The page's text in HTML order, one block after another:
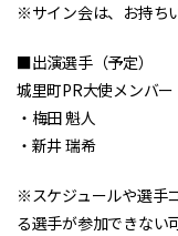
※サイン会は、お持ち
■出演選手（予定）
城里町PR大使メンバー
・梅田 魁人
・新井 瑞希
※スケジュールや選手
る選手が参加できない